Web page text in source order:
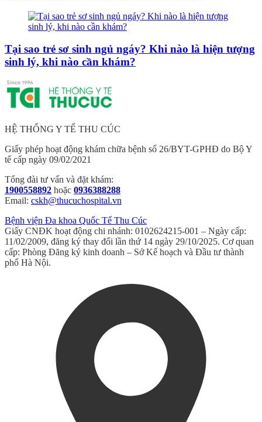
Tại sao trẻ sơ sinh ngủ ngáy? Khi nào là hiện tượng
sinh lý, khi nào cần khám?
HỆ THỐNG Y TẾ THU CÚC
Giấy phép hoạt động khám chữa bệnh số 26/BYT-GPHĐ do Bộ Y
tế cấp ngày 09/02/2021
Tổng đài tư vấn và đặt khám:
1900558892 hoặc 0936388288
Email: cskh@thucuchospital.vn
Bệnh viện Đa khoa Quốc Tế Thu Cúc
Giấy CNĐK hoạt động chi nhánh: 0102624215-001 – Ngày cấp:
11/02/2009, đăng ký thay đổi lần thứ 14 ngày 29/10/2025. Cơ quan
cấp: Phòng Đăng ký kinh doanh – Sở Kế hoạch và Đầu tư thành
phố Hà Nội.